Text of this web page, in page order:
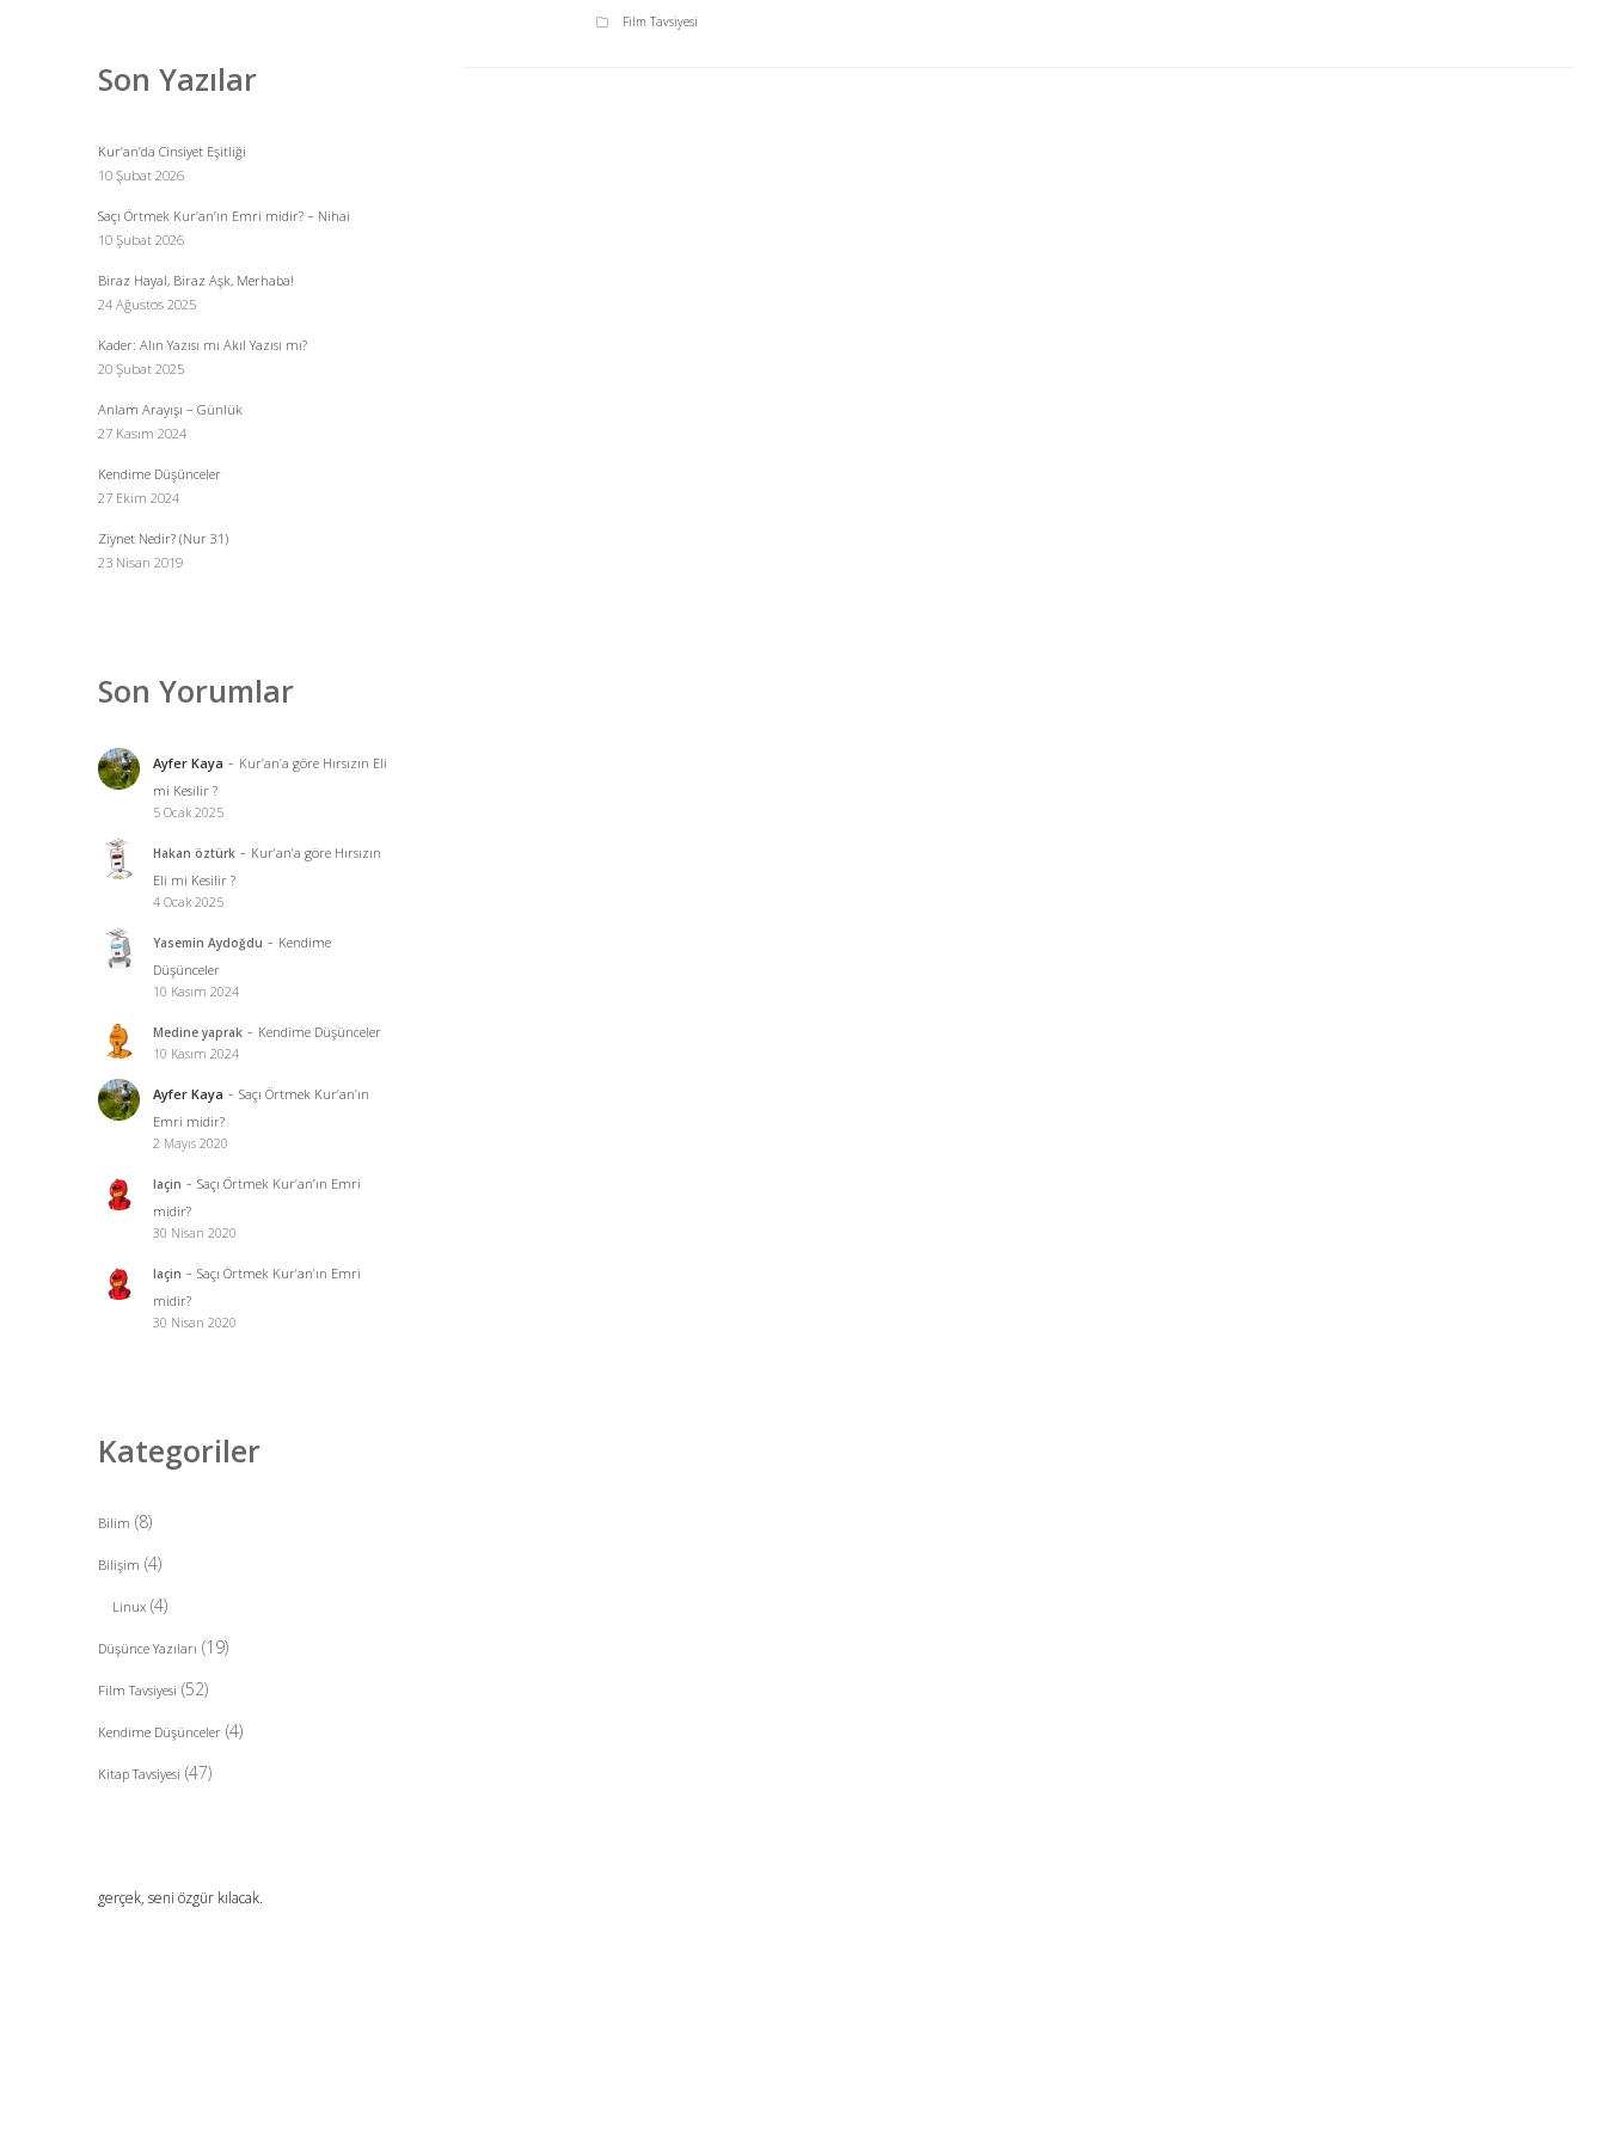
Son Yazılar
Kur’an’da Cinsiyet Eşitliği
10 Şubat 2026
Saçı Örtmek Kur’an’ın Emri midir? – Nihai
10 Şubat 2026
Biraz Hayal, Biraz Aşk, Merhaba!
24 Ağustos 2025
Kader: Alın Yazısı mı Akıl Yazısı mı?
20 Şubat 2025
Anlam Arayışı – Günlük
27 Kasım 2024
Kendime Düşünceler
27 Ekim 2024
Ziynet Nedir? (Nur 31)
23 Nisan 2019
Son Yorumlar
Ayfer Kaya - Kur’an’a göre Hırsızın Eli
mi Kesilir ?
5 Ocak 2025
Hakan öztürk- Kur’an’a göre Hırsızın
Eli mi Kesilir ?
4 Ocak 2025
Yasemin Aydoğdu - Kendime
Düşünceler
10 Kasım 2024
Medine yaprak- Kendime Düşünceler
10 Kasım 2024
Ayfer Kaya - Saçı Örtmek Kur’an’ın
Emri midir?
2 Mayıs 2020
laçin - Saçı Örtmek Kur’an’ın Emri
midir?
30 Nisan 2020
laçin - Saçı Örtmek Kur’an’ın Emri
midir?
30 Nisan 2020
Kategoriler
Bilim (8)
Bilişim (4)
Linux (4)
Düşünce Yazıları (19)
Film Tavsiyesi (52)
Kendime Düşünceler (4)
Kitap Tavsiyesi (47)
gerçek, seni özgür kılacak.
Film Tavsiyesi